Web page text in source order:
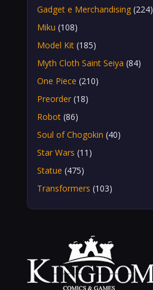
Gadget e Merchandising (224)
Miku (108)
Model Kit (185)
Myth Cloth Saint Seiya (84)
One Piece (210)
Preorder (18)
Robot (86)
Soul of Chogokin (40)
Star Wars (11)
Statue (475)
Transformers (103)